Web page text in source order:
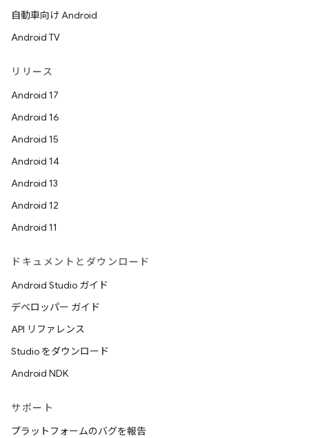
自動車向け Android
Android TV
リリース
Android 17
Android 16
Android 15
Android 14
Android 13
Android 12
Android 11
ドキュメントとダウンロード
Android Studio ガイド
デベロッパー ガイド
API リファレンス
Studio をダウンロード
Android NDK
サポート
プラットフォームのバグを報告